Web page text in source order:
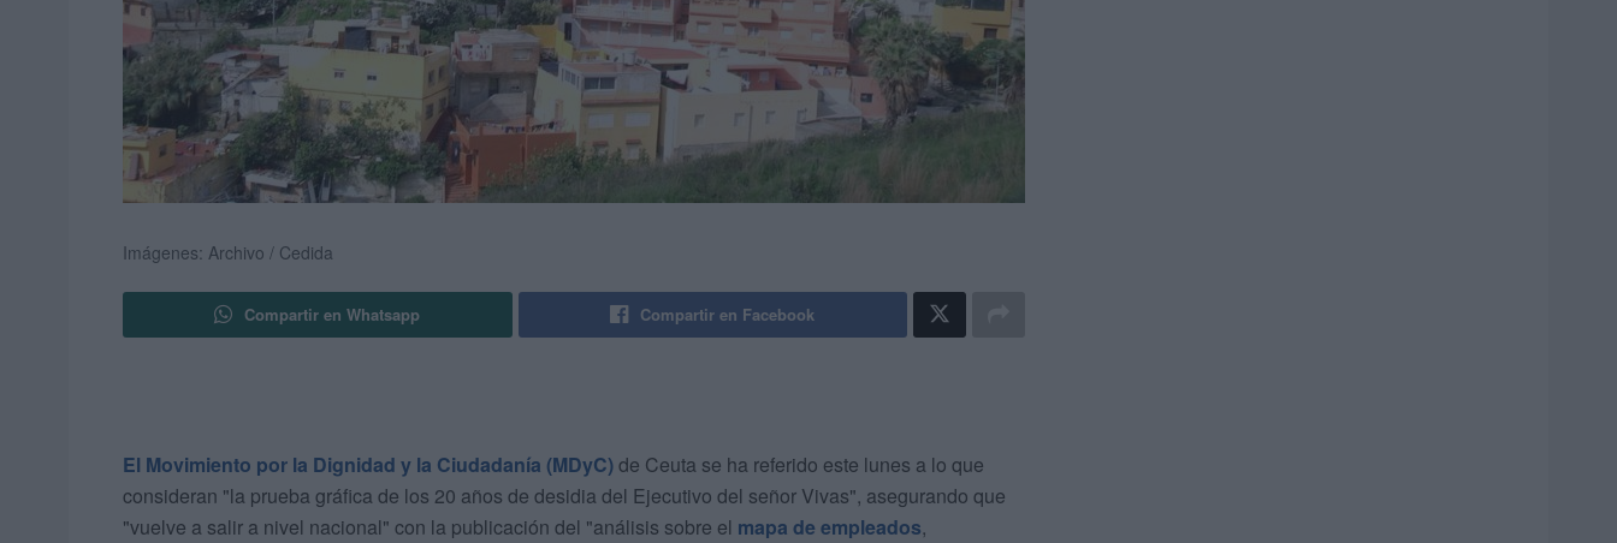
Imágenes: Archivo / Cedida
Compartir en Whatsapp Compartir en Facebook
El Movimiento por la Dignidad y la Ciudadanía (MDyC)de Ceuta se ha referido este lunes a lo que
consideran "la prueba gráfica de los 20 años de desidia del Ejecutivo del señor Vivas", asegurando que
"vuelve a salir a nivel nacional" con la publicación del "análisis sobre el mapa de empleados,